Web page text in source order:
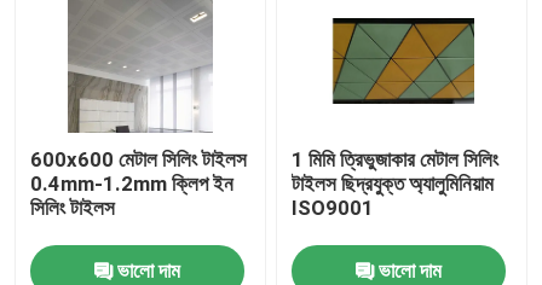
600x600 মেটাল সিলিং টাইলস
0.4mm-1.2mm ক্লিপ ইন
সিলিং টাইলস
ভালো দাম
1 মিমি ত্রিভুজাকার মেটাল সিলিং
টাইলস ছিদ্রযুক্ত অ্যালুমিনিয়াম
ISO9001
ভালো দাম